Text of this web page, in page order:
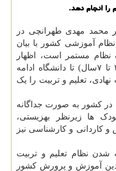
انجام دهد.
محمد مهدی طهرانچی در
آموزشی کشور با بیان
مستمر است، اظهار
داشت: تعلیم و تربیت از خانواده(سن ۳ تا ۷سال) تا دانشگاه ادامه
تعلیم و تربیت را یک
در کشور به صورت جداگانه
ها زیرنظر بهزیستی،
کاردانی و کارشناسی نیز
شدن نظام تعلیم و تربیت
آموزش و پرورش کشور